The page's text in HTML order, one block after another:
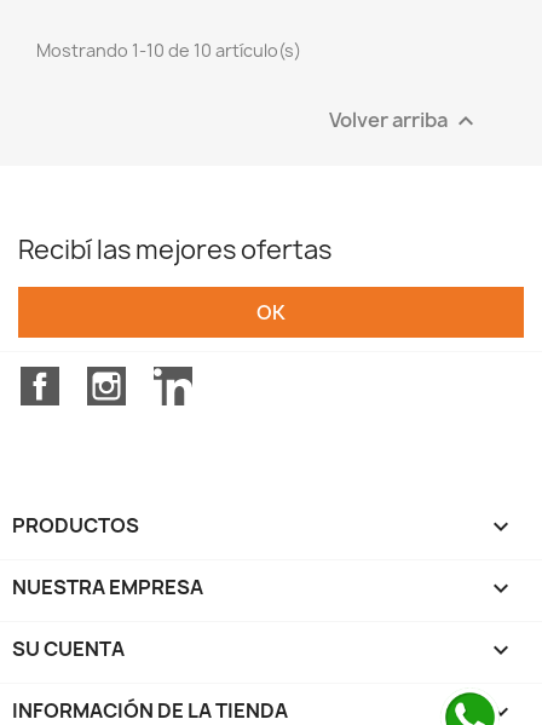
Mostrando 1-10 de 10 artículo(s)
Volver arriba 
Recibí las mejores ofertas
FacebookInstagramLinkedIn
PRODUCTOS 
NUESTRA EMPRESA 
SU CUENTA 
INFORMACIÓN DE LA TIENDA keyboard_arrow_down